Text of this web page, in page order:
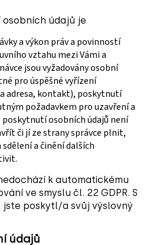
osobních údajů je
a výkon práv a povinností
vztahu mezi Vámi a
jsou vyžadovány osobní
pro úspěšné vyřízení
adresa, kontakt), poskytnutí
požadavkem pro uzavření a
osobních údajů není
či jí ze strany správce plnit,
a činění dalších
k automatickému
ve smyslu čl. 22 GDPR. S
jste poskytl/a svůj výslovný
údajů